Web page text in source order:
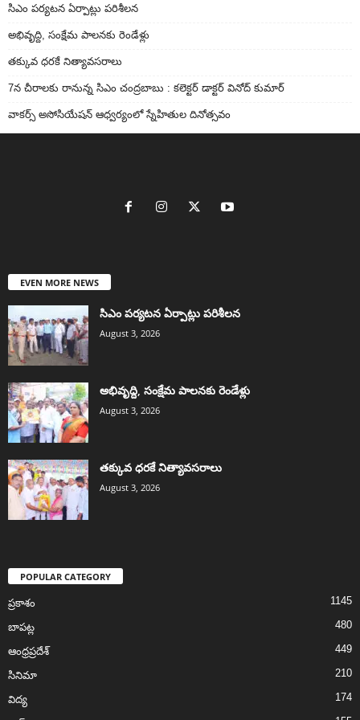
సిఎం పర్యటన ఏర్పాట్లు పరిశీలన
అభివృద్ది, సంక్షేమ పాలనకు రెండేళ్లు
తక్కువ ధరకే నిత్యావసరాలు
7న చీరాలకు రానున్న సిఎం చంద్రబాబు : కలెక్టర్ డాక్టర్ వినోద్ కుమార్
వాకర్స్‌ అసోసియేషన్‌ ఆధ్వర్యంలో స్నేహితుల దినోత్సవం
EVEN MORE NEWS
సిఎం పర్యటన ఏర్పాట్లు పరిశీలన
August 3, 2026
అభివృద్ది, సంక్షేమ పాలనకు రెండేళ్లు
August 3, 2026
తక్కువ ధరకే నిత్యావసరాలు
August 3, 2026
POPULAR CATEGORY
ప్రకాశం 1145
బాపట్ల 480
ఆంధ్రప్రదేశ్ 449
సినిమా 210
విద్య 174